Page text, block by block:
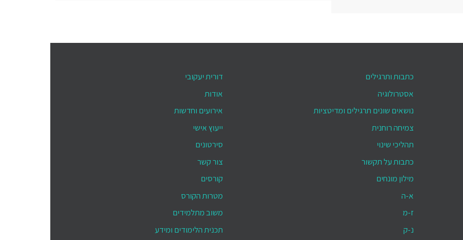
כתבות ותרגילים
אסטרולוגיה
נושאים שונים תרגילים ומדיטציות
צמיחה רוחנית
תהליכי שינוי
כתבות על תקשור
מילון מונחים
א-ה
ז-מ
נ-ק
דורית יעקובי
אודות
אירועים וחדשות
ייעוץ אישי
סירטונים
צור קשר
קורסים
מטרות הקורס
משוב מתלמידים
תכנית הלימודים ומידע